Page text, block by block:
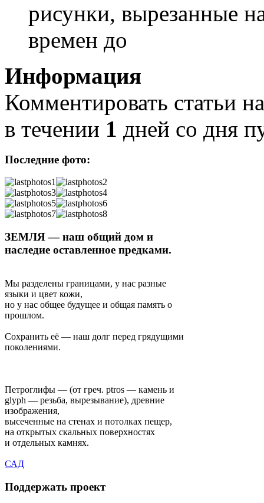
рисунки, вырезанные
времен до
Информация
Комментировать статьи
в течении 1 дней со дня
Последние фото:
ЗЕМЛЯ — наш общий дом и
наследие оставленное предками.
Мы разделены границами, у нас разные
языки и цвет кожи,
но у нас общее будущее и общая память о
прошлом.
Сохранить её — наш долг перед грядущими
поколениями.
Петроглифы — (от греч. ptros — камень и
glyph — резьба, вырезывание), древние
изображения,
высеченные на стенах и потолках пещер,
на открытых скальных поверхностях
и отдельных камнях.
САД
Поддержать проект